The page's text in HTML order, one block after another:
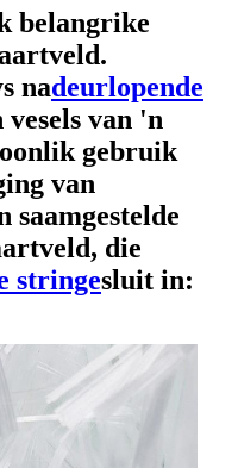
belangrike
nadeurlopende
vesels van 'n
gebruik
van
saamgestelde
die
stringesluit in: